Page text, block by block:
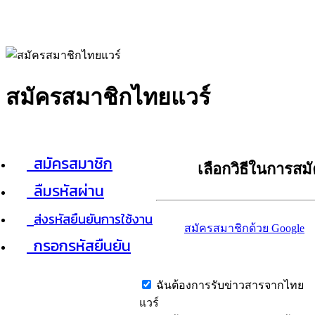
สมัครสมาชิกไทยแวร์
สมัครสมาชิก
ลืมรหัสผ่าน
ส่งรหัสยืนยันการใช้งาน
กรอกรหัสยืนยัน
เลือกวิธีในการส
สมัครสมาชิกด้วย Google
ฉันต้องการรับข่าวสารจากไทย
แวร์